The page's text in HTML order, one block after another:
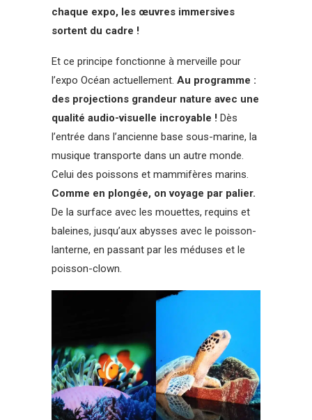
chaque expo, les œuvres immersives
sortent du cadre !
Et ce principe fonctionne à merveille pour
l’expo Océan actuellement. Au programme :
des projections grandeur nature avec une
qualité audio-visuelle incroyable ! Dès
l’entrée dans l’ancienne base sous-marine, la
musique transporte dans un autre monde.
Celui des poissons et mammifères marins.
Comme en plongée, on voyage par palier.
De la surface avec les mouettes, requins et
baleines, jusqu’aux abysses avec le poisson-
lanterne, en passant par les méduses et le
poisson-clown.